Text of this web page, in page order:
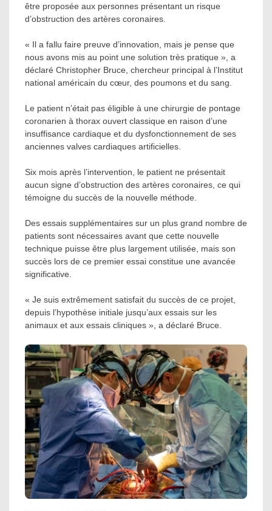
être proposée aux personnes présentant un risque
d’obstruction des artères coronaires.
« Il a fallu faire preuve d’innovation, mais je pense que
nous avons mis au point une solution très pratique », a
déclaré Christopher Bruce, chercheur principal à l’Institut
national américain du cœur, des poumons et du sang.
Le patient n’était pas éligible à une chirurgie de pontage
coronarien à thorax ouvert classique en raison d’une
insuffisance cardiaque et du dysfonctionnement de ses
anciennes valves cardiaques artificielles.
Six mois après l’intervention, le patient ne présentait
aucun signe d’obstruction des artères coronaires, ce qui
témoigne du succès de la nouvelle méthode.
Des essais supplémentaires sur un plus grand nombre de
patients sont nécessaires avant que cette nouvelle
technique puisse être plus largement utilisée, mais son
succès lors de ce premier essai constitue une avancée
significative.
« Je suis extrêmement satisfait du succès de ce projet,
depuis l’hypothèse initiale jusqu’aux essais sur les
animaux et aux essais cliniques », a déclaré Bruce.